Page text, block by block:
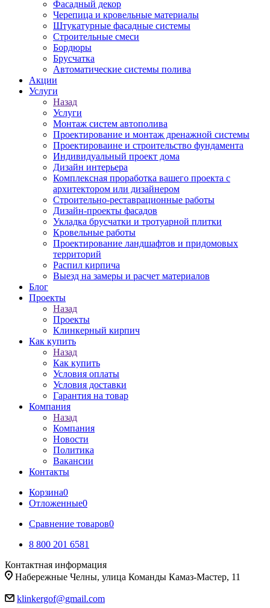
Фасадный декор
Черепица и кровельные материалы
Штукатурные фасадные системы
Строительные смеси
Бордюры
Брусчатка
Автоматические системы полива
Акции
Услуги
Назад
Услуги
Монтаж систем автополива
Проектирование и монтаж дренажной системы
Проектироваине и строительство фундамента
Индивидуальный проект дома
Дизайн интерьера
Комплексная проработка вашего проекта с
архитектором или дизайнером
Строительно-реставрационные работы
Дизайн-проекты фасадов
Укладка брусчатки и тротуарной плитки
Кровельные работы
Проектирование ландшафтов и придомовых
территорий
Распил кирпича
Выезд на замеры и расчет материалов
Блог
Проекты
Назад
Проекты
Клинкерный кирпич
Как купить
Назад
Как купить
Условия оплаты
Условия доставки
Гарантия на товар
Компания
Назад
Компания
Новости
Политика
Вакансии
Контакты
Корзина0
Отложенные0
Сравнение товаров0
8 800 201 6581
Контактная информация
Набережные Челны, улица Команды Камаз-Мастер, 11
klinkergof@gmail.com